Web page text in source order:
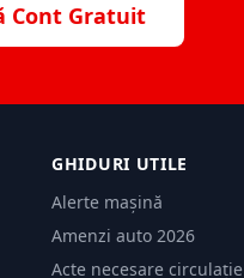
Cont Gratuit
GHIDURI UTILE
Alerte mașină
Amenzi auto 2026
Acte necesare circulație